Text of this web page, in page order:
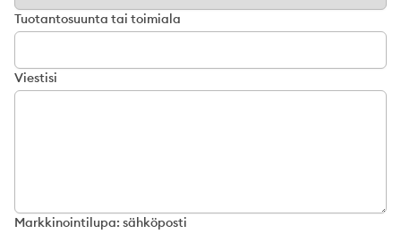
Tuotantosuunta tai toimiala
Viestisi
Markkinointilupa: sähköposti